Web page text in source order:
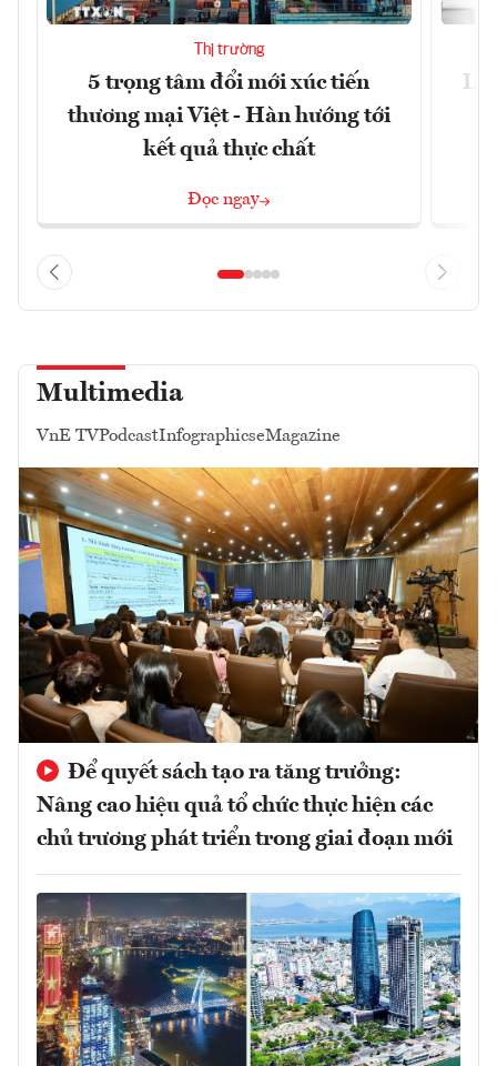
Thị trường
5 trọng tâm đổi mới xúc tiến
thương mại Việt - Hàn hướng tới
kết quả thực chất
Đọc ngay
Multimedia
VnE TVPodcastInfographicseMagazine
Để quyết sách tạo ra tăng trưởng:
Nâng cao hiệu quả tổ chức thực hiện các
chủ trương phát triển trong giai đoạn mới